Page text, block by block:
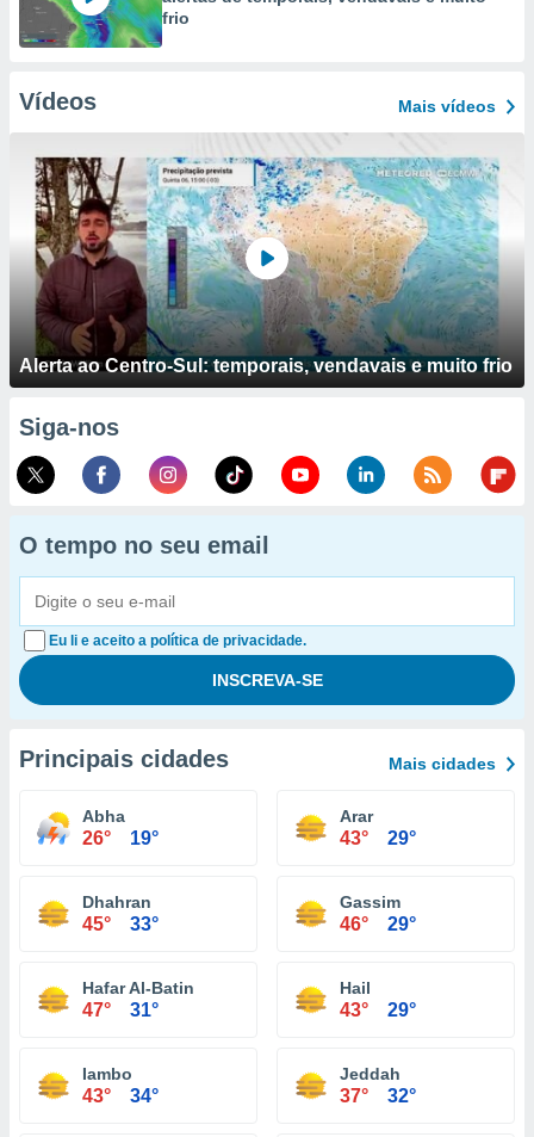
frio
Vídeos Mais vídeos
Alerta ao Centro-Sul: temporais, vendavais e muito frio
Siga-nos
O tempo no seu email
Eu li e aceito a política de privacidade.
Principais cidades Mais cidades
Abha
26° 19°
Arar
43° 29°
Dhahran
45° 33°
Gassim
46° 29°
Hafar Al-Batin
47° 31°
Hail
43° 29°
Iambo
43° 34°
Jeddah
37° 32°